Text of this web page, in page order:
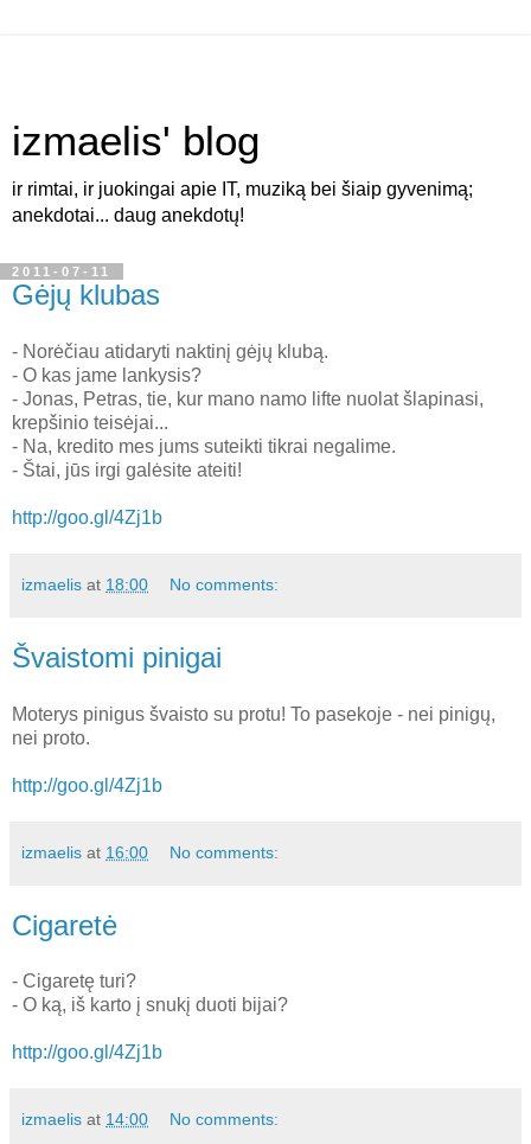
izmaelis' blog
ir rimtai, ir juokingai apie IT, muziką bei šiaip gyvenimą;
anekdotai... daug anekdotų!
2011-07-11
Gėjų klubas
- Norėčiau atidaryti naktinį gėjų klubą.
- O kas jame lankysis?
- Jonas, Petras, tie, kur mano namo lifte nuolat šlapinasi,
krepšinio teisėjai...
- Na, kredito mes jums suteikti tikrai negalime.
- Štai, jūs irgi galėsite ateiti!
http://goo.gl/4Zj1b
izmaelis at 18:00 No comments:
Švaistomi pinigai
Moterys pinigus švaisto su protu! To pasekoje - nei pinigų,
nei proto.
http://goo.gl/4Zj1b
izmaelis at 16:00 No comments:
Cigaretė
- Cigaretę turi?
- O ką, iš karto į snukį duoti bijai?
http://goo.gl/4Zj1b
izmaelis at 14:00 No comments: